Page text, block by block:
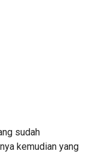
sudah
kemudian yang